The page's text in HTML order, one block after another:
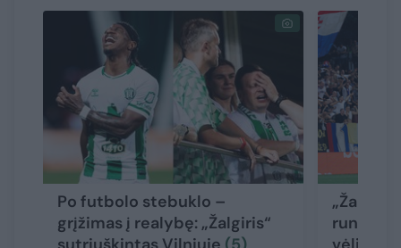
Po futbolo stebuklo –
grįžimas į realybę: „Žalgiris“